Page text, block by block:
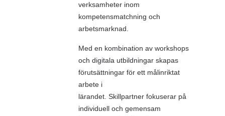
verksamheter inom
kompetensmatchning och
arbetsmarknad.
Med en kombination av workshops
och digitala utbildningar skapas
förutsättningar för ett målinriktat
arbete i
lärandet. Skillpartner fokuserar på
individuell och gemensam